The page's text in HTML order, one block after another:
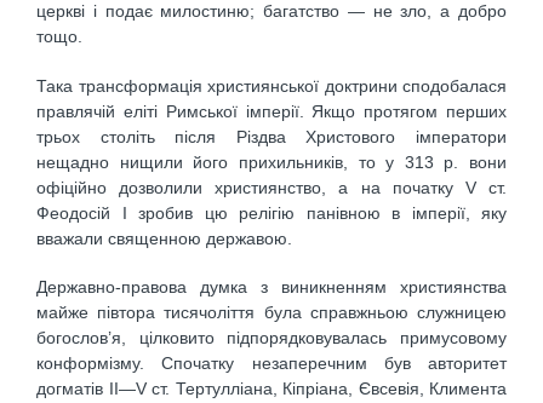
церкві і подає милостиню; багатство — не зло, а добро
тощо.
Така трансформація християнської доктрини сподобалася
правлячій еліті Римської імперії. Якщо протягом перших
трьох століть після Різдва Христового імператори
нещадно нищили його прихильників, то у 313 р. вони
офіційно дозволили християнство, а на початку V ст.
Феодосій І зробив цю релігію панівною в імперії, яку
вважали священною державою.
Державно-правова думка з виникненням християнства
майже півтора тисячоліття була справжньою служницею
богослов’я, цілковито підпорядковувалась примусовому
конформізму. Спочатку незаперечним був авторитет
догматів II—V ст. Тертулліана, Кіпріана, Євсевія, Климента